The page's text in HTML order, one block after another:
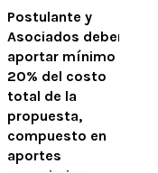
Postulante y
Asociados deben
aportar mínimo el
20% del costo
total de la
propuesta,
compuesto en
aportes